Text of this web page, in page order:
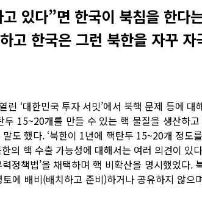
있다”면 한국이 북침을 한다
고 한국은 그런 북한을 자꾸 자
‘대한민국 투자 서밋’에서 북핵 문제 등에 대
15~20개를 만들 수 있는 핵 물질을 생산하고
도 했다. ‘북한이 1년에 핵탄두 15~20개 정도
의 핵 수출 가능성에 대해서는 여러 의견이 있
정책법’을 채택하며 핵 비확산을 명시했었다.
에 배비(배치하고 준비)하거나 공유하지 않으